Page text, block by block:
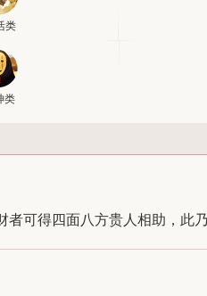
类
类
可得四面八方贵人相助，此